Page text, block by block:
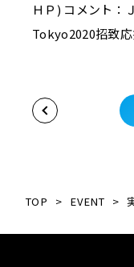
ＨＰ) コメント：
Tokyo2020招致応
TOP > EVENT >